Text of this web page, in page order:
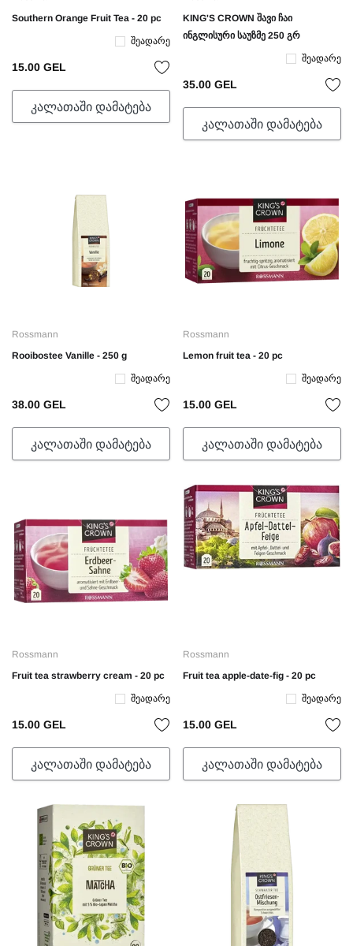
Southern Orange Fruit Tea - 20 pc
Შეადარე
15.00 GEL
ᲙᲐᲚᲐᲗᲐᲨᲘ ᲓᲐᲛᲐᲢᲔᲑᲐ
KING'S CROWN შავი ჩაი
ინგლისური საუზმე 250 გრ
Შეადარე
35.00 GEL
ᲙᲐᲚᲐᲗᲐᲨᲘ ᲓᲐᲛᲐᲢᲔᲑᲐ
Rossmann
Rooibostee Vanille - 250 g
Შეადარე
38.00 GEL
ᲙᲐᲚᲐᲗᲐᲨᲘ ᲓᲐᲛᲐᲢᲔᲑᲐ
Rossmann
Lemon fruit tea - 20 pc
Შეადარე
15.00 GEL
ᲙᲐᲚᲐᲗᲐᲨᲘ ᲓᲐᲛᲐᲢᲔᲑᲐ
Rossmann
Fruit tea strawberry cream - 20 pc
Შეადარე
15.00 GEL
ᲙᲐᲚᲐᲗᲐᲨᲘ ᲓᲐᲛᲐᲢᲔᲑᲐ
Rossmann
Fruit tea apple-date-fig - 20 pc
Შეადარე
15.00 GEL
ᲙᲐᲚᲐᲗᲐᲨᲘ ᲓᲐᲛᲐᲢᲔᲑᲐ